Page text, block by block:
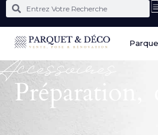
Accessoires